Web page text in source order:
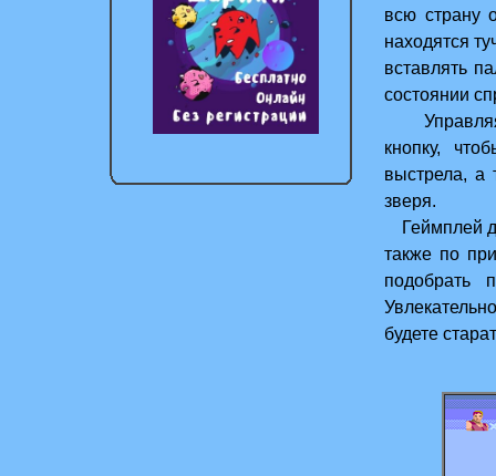
всю страну
находятся
вставлять
состоянии
Управляя
кнопку,
выстрела, а
зверя.
Геймплей
также по
подобрать
будете